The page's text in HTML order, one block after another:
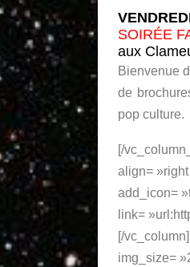
SOIRÉE
aux
Bienvenue
de
pop culture.
[/
align=
add_icon=
link=
[/
img_size=